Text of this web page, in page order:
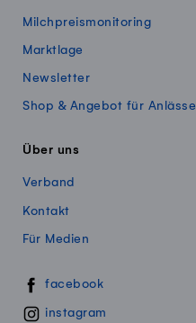
Milchpreismonitoring
Marktlage
Newsletter
Shop & Angebot für Anlässe
Über uns
Verband
Kontakt
Für Medien
Swissmillk auf Social Media
facebook
instagram